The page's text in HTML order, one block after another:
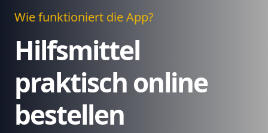
Wie funktioniert die App?
Hilfsmittel
praktisch online
bestellen